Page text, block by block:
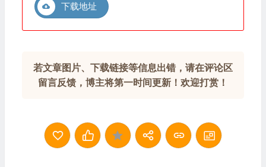
下载地址
若文章图片、下载链接等信息出错，请在评论区
留言反馈，博主将第一时间更新！欢迎打赏！